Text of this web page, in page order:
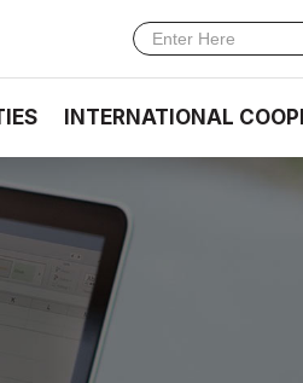
INTERNATIONAL